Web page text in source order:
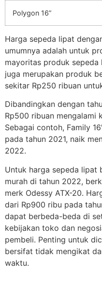
Polygon 16”
Harga sepeda lipat
umumnya adalah untuk
mayoritas produk
juga merupakan produk
sekitar Rp250 ribuan
Dibandingkan dengan
Rp500 ribuan mengalami
Sebagai contoh, Family
pada tahun 2021, naik
2022.
Untuk harga sepeda lipat
murah di tahun 2022,
merk Odessy ATX-20.
dari Rp900 ribu pada
dapat berbeda-beda di
kebijakan toko dan
pembeli. Penting untuk
bersifat tidak mengikat
waktu.